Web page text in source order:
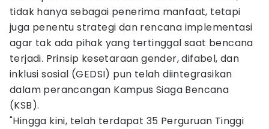
tidak hanya sebagai penerima manfaat, tetapi
juga penentu strategi dan rencana implementasi
agar tak ada pihak yang tertinggal saat bencana
terjadi. Prinsip kesetaraan gender, difabel, dan
inklusi sosial (GEDSI) pun telah diintegrasikan
dalam perancangan Kampus Siaga Bencana
(KSB).
"Hingga kini, telah terdapat 35 Perguruan Tinggi